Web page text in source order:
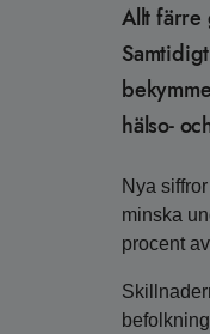
Allt färre
hälso-
Nya
minska
procent